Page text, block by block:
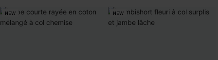
NEW NEW